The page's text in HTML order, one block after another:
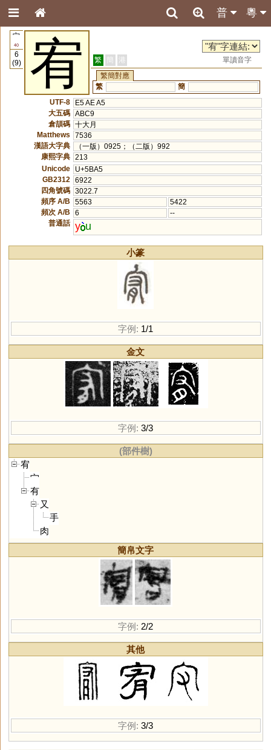
粵
普
宀
40
6
(9)
宥 繁 簡 港
單讀音字
繁簡對應
繁
簡
UTF-8
E5 AE A5
大五碼 ABC9
倉頡碼 十大月
Matthews
7536
漢語大字典
（一版）0925；（二版）992
康熙字典 213
Unicode
U+5BA5
GB2312
6922
四角號碼 3022.7
頻序 A/B
5563
5422
頻次 A/B
6
--
普通話 y u
小篆
字例: 1/1
金文
字例: 3/3
(部件樹)
宥
宀
有
又
手
肉
簡帛文字
字例: 2/2
其他
字例: 3/3